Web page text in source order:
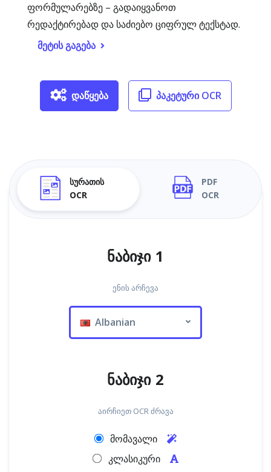
ფორმულარებზე – გადაიყვანოთ
რედაქტირებად და საძიებო ციფრულ ტექსტად.
მეტის გაგება
დაწყება პაკეტური OCR
სურათის
OCR
PDF
OCR
ნაბიჯი 1
ენის არჩევა
Albanian
ნაბიჯი 2
აირჩიეთ OCR ძრავა
მომავალი
კლასიკური